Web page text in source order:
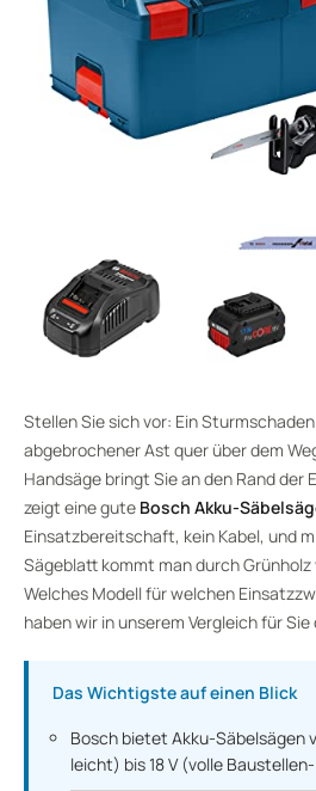
Stellen Sie sich vor: Ein
abgebrochener Ast quer über dem
Handsäge bringt Sie an den Rand der
zeigt eine gute Bosch Akku-
Einsatzbereitschaft, kein Kabel, und
Sägeblatt kommt man durch
Welches Modell für welchen
haben wir in unserem Vergleich für
Das Wichtigste auf einen Blick
Bosch bietet Akku-Säbelsägen
leicht) bis 18 V (volle